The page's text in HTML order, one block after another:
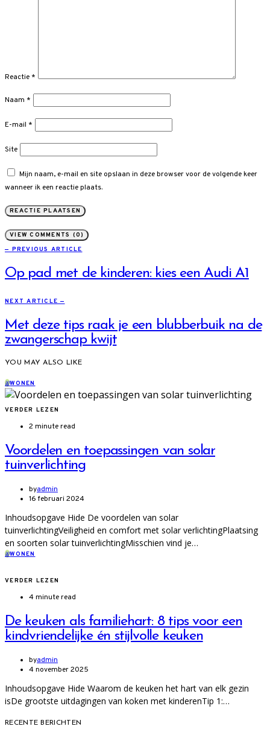
Reactie *
Naam *
E-mail *
Site
Mijn naam, e-mail en site opslaan in deze browser voor de volgende keer
wanneer ik een reactie plaats.
VIEW COMMENTS (0)
— PREVIOUS ARTICLE
Op pad met de kinderen: kies een Audi A1
NEXT ARTICLE —
Met deze tips raak je een blubberbuik na de
zwangerschap kwijt
YOU MAY ALSO LIKE
WWONEN
VERDER LEZEN
2 minute read
Voordelen en toepassingen van solar
tuinverlichting
byadmin
16 februari 2024
Inhoudsopgave Hide De voordelen van solar
tuinverlichtingVeiligheid en comfort met solar verlichtingPlaatsing
en soorten solar tuinverlichtingMisschien vind je…
WWONEN
VERDER LEZEN
4 minute read
De keuken als familiehart: 8 tips voor een
kindvriendelijke én stijlvolle keuken
byadmin
4 november 2025
Inhoudsopgave Hide Waarom de keuken het hart van elk gezin
isDe grootste uitdagingen van koken met kinderenTip 1:…
RECENTE BERICHTEN